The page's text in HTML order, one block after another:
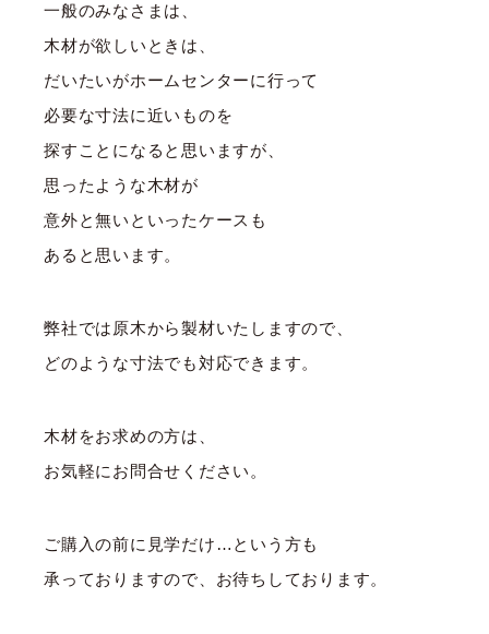
一般のみなさまは、
木材が欲しいときは、
だいたいがホームセンターに行って
必要な寸法に近いものを
探すことになると思いますが、
思ったような木材が
意外と無いといったケースも
あると思います。
弊社では原木から製材いたしますので、
どのような寸法でも対応できます。
木材をお求めの方は、
お気軽にお問合せください。
ご購入の前に見学だけ…という方も
承っておりますので、お待ちしております。